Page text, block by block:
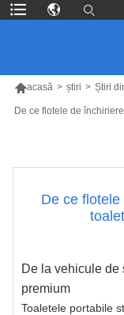
acasă > știri > Știri
De ce flotele de
De ce
De la vehicule de
premium
Toaletele portabile